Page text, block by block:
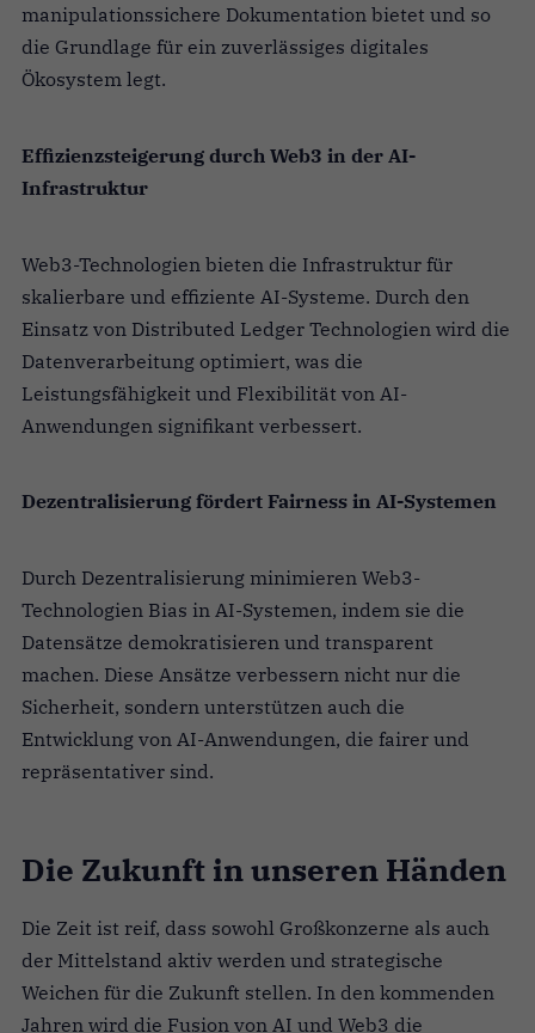
manipulationssichere Dokumentation bietet und so
die Grundlage für ein zuverlässiges digitales
Ökosystem legt.
Effizienzsteigerung durch Web3 in der AI-
Infrastruktur
Web3-Technologien bieten die Infrastruktur für
skalierbare und effiziente AI-Systeme. Durch den
Einsatz von Distributed Ledger Technologien wird die
Datenverarbeitung optimiert, was die
Leistungsfähigkeit und Flexibilität von AI-
Anwendungen signifikant verbessert.
Dezentralisierung fördert Fairness in AI-Systemen
Durch Dezentralisierung minimieren Web3-
Technologien Bias in AI-Systemen, indem sie die
Datensätze demokratisieren und transparent
machen. Diese Ansätze verbessern nicht nur die
Sicherheit, sondern unterstützen auch die
Entwicklung von AI-Anwendungen, die fairer und
repräsentativer sind.
Die Zukunft in unseren Händen
Die Zeit ist reif, dass sowohl Großkonzerne als auch
der Mittelstand aktiv werden und strategische
Weichen für die Zukunft stellen. In den kommenden
Jahren wird die Fusion von AI und Web3 die